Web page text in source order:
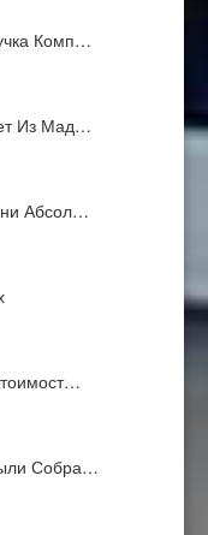
Комп…
Из Мад…
Абсол…
Собра…